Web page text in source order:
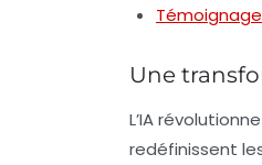
Une
L’IA
redéfinissent